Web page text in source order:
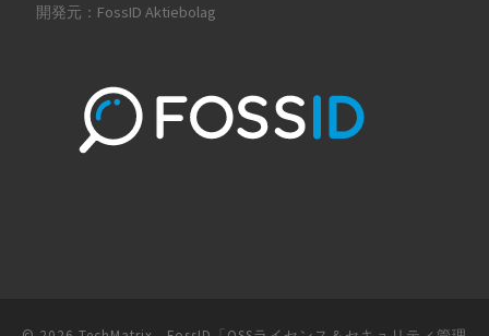
開発元：FossID Aktiebolag